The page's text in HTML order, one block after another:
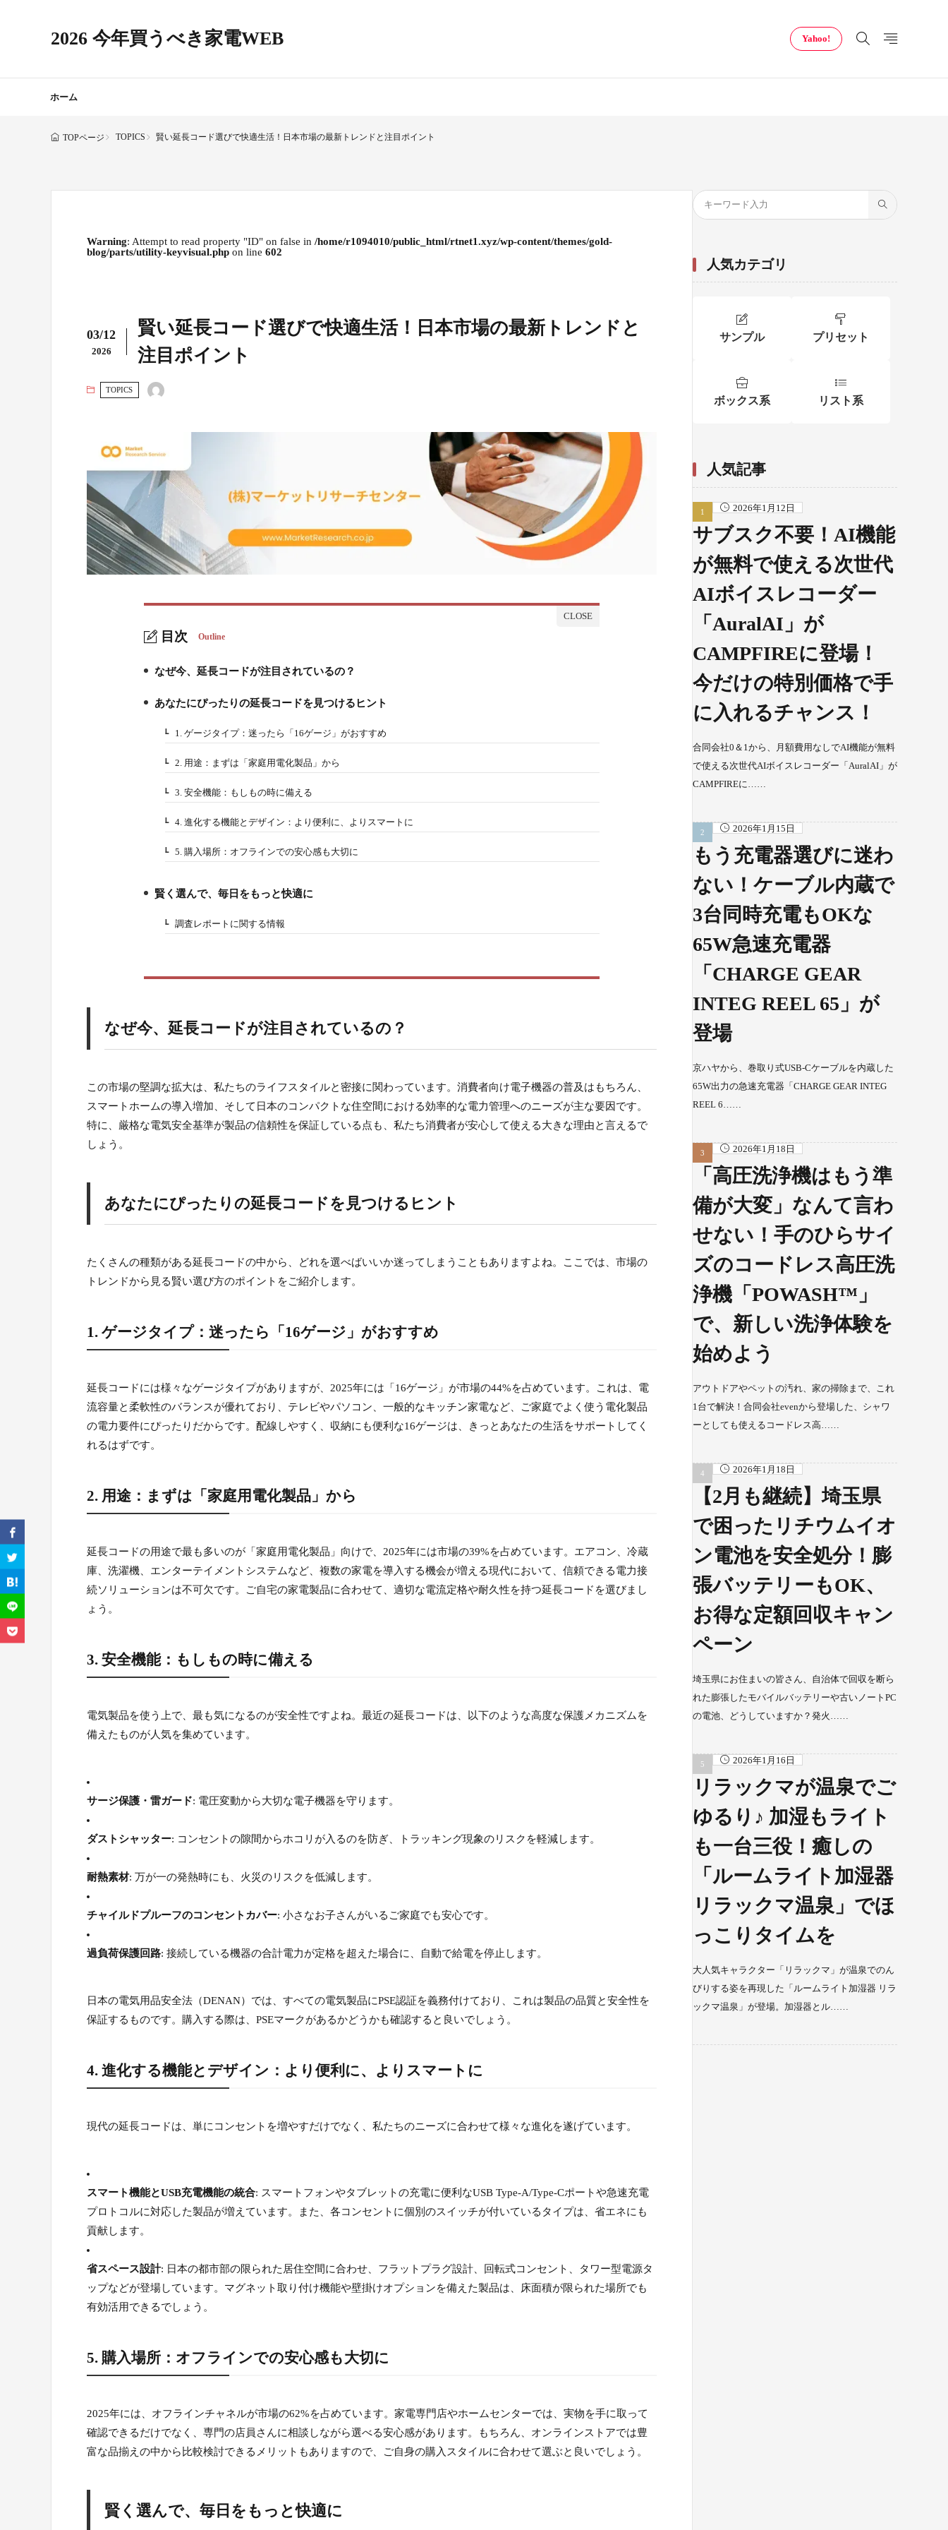
2026 今年買うべき家電WEB Yahoo!
ホーム
TOPページ TOPICS 賢い延長コード選びで快適生活！日本市場の最新トレンドと注目ポイント
Warning: Attempt to read property "ID" on false in /home/r1094010/public_html/rtnet1.xyz/wp-content/themes/gold-
blog/parts/utility-keyvisual.php on line 602
03/12
2026
賢い延長コード選びで快適生活！日本市場の最新トレンドと
注目ポイント
TOPICS
目次 Outline
なぜ今、延長コードが注目されているの？
2.
あなたにぴったりの延長コードを見つけるヒント
2-1.1. ゲージタイプ：迷ったら「16ゲージ」がおすすめ
2-2.2. 用途：まずは「家庭用電化製品」から
2-3.3. 安全機能：もしもの時に備える
2-4.4. 進化する機能とデザイン：より便利に、よりスマートに
2-5.5. 購入場所：オフラインでの安心感も大切に
3.
賢く選んで、毎日をもっと快適に
3-1.調査レポートに関する情報
なぜ今、延長コードが注目されているの？
この市場の堅調な拡大は、私たちのライフスタイルと密接に関わっています。消費者向け電子機器の普及はもちろん、
スマートホームの導入増加、そして日本のコンパクトな住空間における効率的な電力管理へのニーズが主な要因です。
特に、厳格な電気安全基準が製品の信頼性を保証している点も、私たち消費者が安心して使える大きな理由と言えるで
しょう。
あなたにぴったりの延長コードを見つけるヒント
たくさんの種類がある延長コードの中から、どれを選べばいいか迷ってしまうこともありますよね。ここでは、市場の
トレンドから見る賢い選び方のポイントをご紹介します。
1. ゲージタイプ：迷ったら「16ゲージ」がおすすめ
延長コードには様々なゲージタイプがありますが、2025年には「16ゲージ」が市場の44%を占めています。これは、電
流容量と柔軟性のバランスが優れており、テレビやパソコン、一般的なキッチン家電など、ご家庭でよく使う電化製品
の電力要件にぴったりだからです。配線しやすく、収納にも便利な16ゲージは、きっとあなたの生活をサポートしてく
れるはずです。
2. 用途：まずは「家庭用電化製品」から
延長コードの用途で最も多いのが「家庭用電化製品」向けで、2025年には市場の39%を占めています。エアコン、冷蔵
庫、洗濯機、エンターテイメントシステムなど、複数の家電を導入する機会が増える現代において、信頼できる電力接
続ソリューションは不可欠です。ご自宅の家電製品に合わせて、適切な電流定格や耐久性を持つ延長コードを選びまし
ょう。
3. 安全機能：もしもの時に備える
電気製品を使う上で、最も気になるのが安全性ですよね。最近の延長コードは、以下のような高度な保護メカニズムを
備えたものが人気を集めています。
サージ保護・雷ガード: 電圧変動から大切な電子機器を守ります。
ダストシャッター: コンセントの隙間からホコリが入るのを防ぎ、トラッキング現象のリスクを軽減します。
耐熱素材: 万が一の発熱時にも、火災のリスクを低減します。
チャイルドプルーフのコンセントカバー: 小さなお子さんがいるご家庭でも安心です。
過負荷保護回路: 接続している機器の合計電力が定格を超えた場合に、自動で給電を停止します。
日本の電気用品安全法（DENAN）では、すべての電気製品にPSE認証を義務付けており、これは製品の品質と安全性を
保証するものです。購入する際は、PSEマークがあるかどうかも確認すると良いでしょう。
4. 進化する機能とデザイン：より便利に、よりスマートに
現代の延長コードは、単にコンセントを増やすだけでなく、私たちのニーズに合わせて様々な進化を遂げています。
スマート機能とUSB充電機能の統合: スマートフォンやタブレットの充電に便利なUSB Type-A/Type-Cポートや急速充電
プロトコルに対応した製品が増えています。また、各コンセントに個別のスイッチが付いているタイプは、省エネにも
貢献します。
省スペース設計: 日本の都市部の限られた居住空間に合わせ、フラットプラグ設計、回転式コンセント、タワー型電源タ
ップなどが登場しています。マグネット取り付け機能や壁掛けオプションを備えた製品は、床面積が限られた場所でも
有効活用できるでしょう。
5. 購入場所：オフラインでの安心感も大切に
2025年には、オフラインチャネルが市場の62%を占めています。家電専門店やホームセンターでは、実物を手に取って
確認できるだけでなく、専門の店員さんに相談しながら選べる安心感があります。もちろん、オンラインストアでは豊
富な品揃えの中から比較検討できるメリットもありますので、ご自身の購入スタイルに合わせて選ぶと良いでしょう。
賢く選んで、毎日をもっと快適に
人気カテゴリ
サンプル プリセット
ボックス系 リスト系
人気記事
2026年1月12日
サブスク不要！AI機能
が無料で使える次世代
AIボイスレコーダー
「AuralAI」が
CAMPFIREに登場！
今だけの特別価格で手
に入れるチャンス！
合同会社0＆1から、月額費用なしでAI機能が無料
で使える次世代AIボイスレコーダー「AuralAI」が
CAMPFIREに……
2026年1月15日
もう充電器選びに迷わ
ない！ケーブル内蔵で
3台同時充電もOKな
65W急速充電器
「CHARGE GEAR
INTEG REEL 65」が
登場
京ハヤから、巻取り式USB-Cケーブルを内蔵した
65W出力の急速充電器「CHARGE GEAR INTEG
REEL 6……
2026年1月18日
「高圧洗浄機はもう準
備が大変」なんて言わ
せない！手のひらサイ
ズのコードレス高圧洗
浄機「POWASH™」
で、新しい洗浄体験を
始めよう
アウトドアやペットの汚れ、家の掃除まで、これ
1台で解決！合同会社evenから登場した、シャワ
ーとしても使えるコードレス高……
2026年1月18日
【2月も継続】埼玉県
で困ったリチウムイオ
ン電池を安全処分！膨
張バッテリーもOK、
お得な定額回収キャン
ペーン
埼玉県にお住まいの皆さん、自治体で回収を断ら
れた膨張したモバイルバッテリーや古いノートPC
の電池、どうしていますか？発火……
2026年1月16日
リラックマが温泉でご
ゆるり♪ 加湿もライト
も一台三役！癒しの
「ルームライト加湿器
リラックマ温泉」でほ
っこりタイムを
大人気キャラクター「リラックマ」が温泉でのん
びりする姿を再現した「ルームライト加湿器 リラ
ックマ温泉」が登場。加湿器とル……